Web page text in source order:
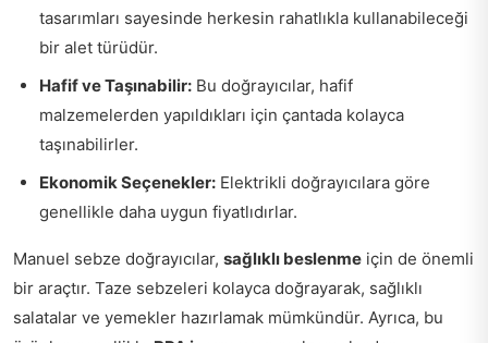
tasarımları sayesinde herkesin rahatlıkla kullanabileceği
bir alet türüdür.
Hafif ve Taşınabilir: Bu doğrayıcılar, hafif
malzemelerden yapıldıkları için çantada kolayca
taşınabilirler.
Ekonomik Seçenekler: Elektrikli doğrayıcılara göre
genellikle daha uygun fiyatlıdırlar.
Manuel sebze doğrayıcılar, sağlıklı beslenme için de önemli
bir araçtır. Taze sebzeleri kolayca doğrayarak, sağlıklı
salatalar ve yemekler hazırlamak mümkündür. Ayrıca, bu